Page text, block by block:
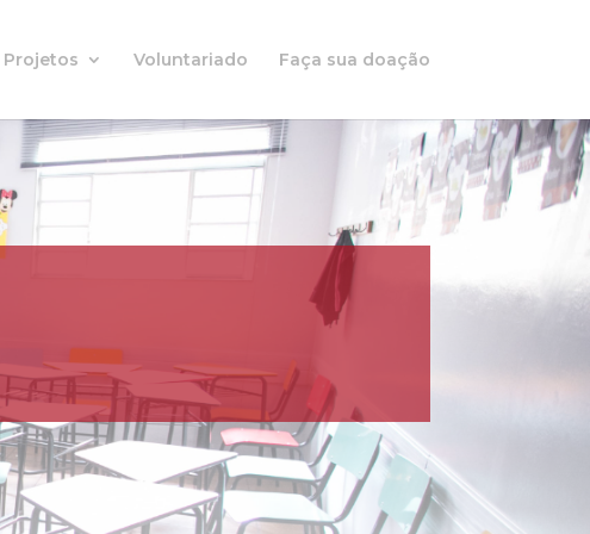
Projetos Voluntariado Faça sua doação